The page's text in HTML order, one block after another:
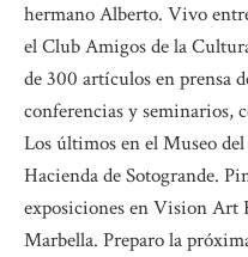
hermano Alberto. Vivo
el Club Amigos de la
de 300 artículos en prensa
conferencias y
Los últimos en el Museo
Hacienda de Sotogrande.
exposiciones en Vision Art
Marbella. Preparo la